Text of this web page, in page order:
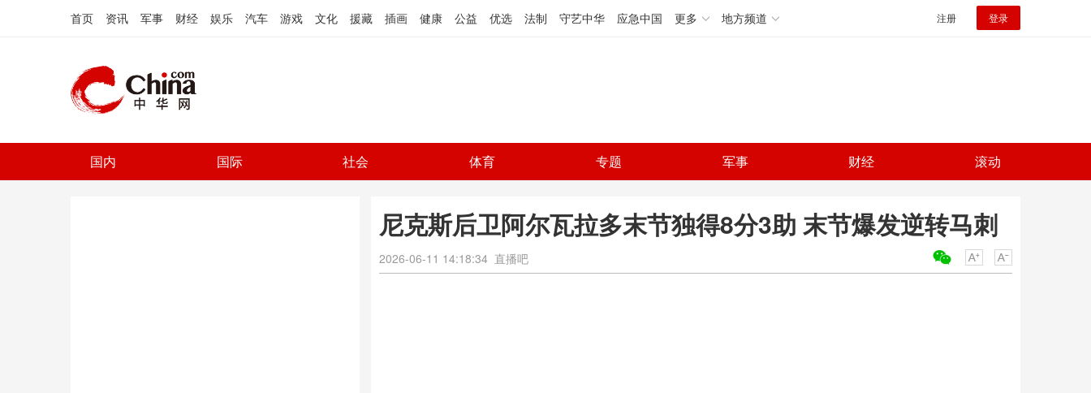
首页 资讯 军事 财经 娱乐 汽车 游戏 文化 援藏 插画 健康 公益 优选 法制 守艺中华 应急中国 更多 地方频道 注册 登录
国内 国际 社会 体育 专题 军事 财经 滚动
尼克斯后卫阿尔瓦拉多末节独得8分3助 末节爆发逆转马刺
2026-06-11 14:18:34 直播吧